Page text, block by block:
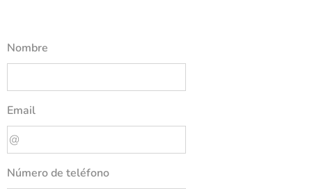
Nombre
Email
Número de teléfono